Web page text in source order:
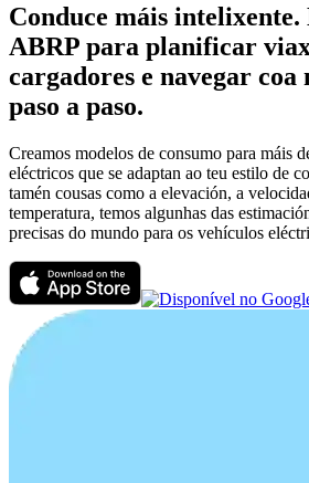
Conduce máis intelixente.
ABRP para planificar
cargadores e navegar coa
paso a paso.
Creamos modelos de consumo para máis
eléctricos que se adaptan ao teu estilo de
tamén cousas como a elevación, a
temperatura, temos algunhas das
precisas do mundo para os vehículos